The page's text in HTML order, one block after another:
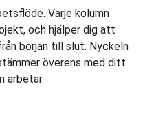
Varje kolumn
och hjälper dig att
början till slut. Nyckeln
överens med ditt
arbetar.